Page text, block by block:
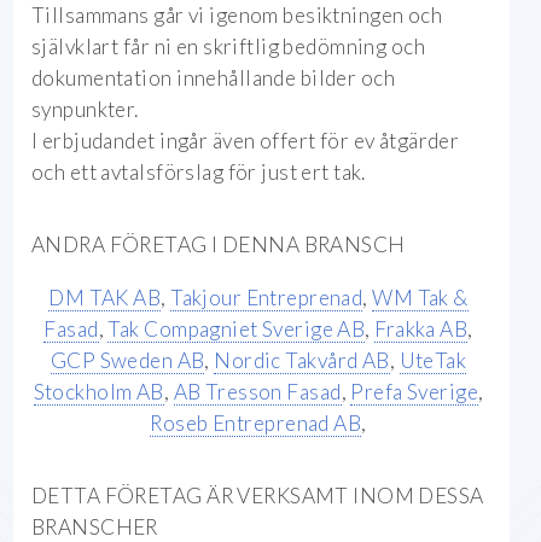
Tillsammans går vi igenom besiktningen och
självklart får ni en skriftlig bedömning och
dokumentation innehållande bilder och
synpunkter.
I erbjudandet ingår även offert för ev åtgärder
och ett avtalsförslag för just ert tak.
ANDRA FÖRETAG I DENNA BRANSCH
DM TAK AB,Takjour Entreprenad,WM Tak &
Fasad,Tak Compagniet Sverige AB, Frakka AB,
GCP Sweden AB, Nordic Takvård AB, UteTak
Stockholm AB, AB Tresson Fasad, Prefa Sverige,
Roseb Entreprenad AB,
DETTA FÖRETAG ÄR VERKSAMT INOM DESSA
BRANSCHER